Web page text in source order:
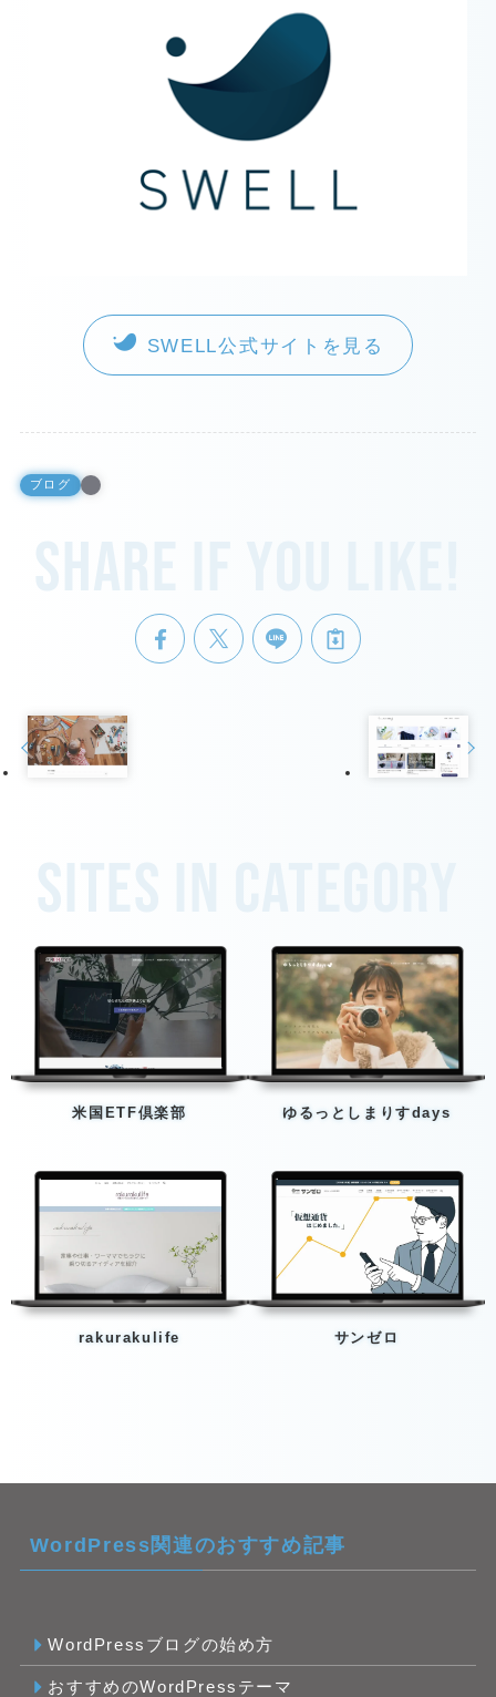
SWELL公式サイトを見る
ブログ
Share if you like!
Sites in category
米国ETF倶楽部 ゆるっとしまりすdays
rakurakulife サンゼロ
WordPress関連のおすすめ記事
WordPressブログの始め方
おすすめのWordPressテーマ